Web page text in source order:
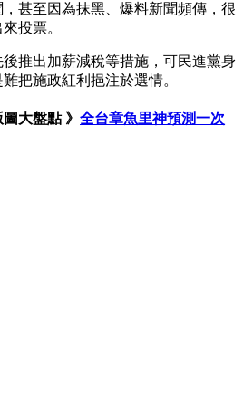
甚至因為抹黑、爆料新聞頻傳，很
投票。
推出加薪減稅等措施，可民進黨身
把施政紅利挹注於選情。
大盤點 》 全台章魚里神預測一次